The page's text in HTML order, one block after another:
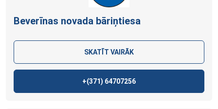
Beverīnas novada bāriņtiesa
SKATĪT VAIRĀK
+(371) 64707256